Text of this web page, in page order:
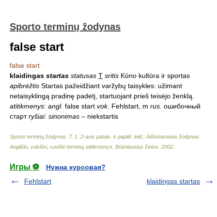
Sporto terminų žodynas
false start
false start
klaidingas startas statusas T sritis Kūno kultūra ir sportas
apibrėžtis Startas pažeidžiant varžybų taisykles: užimant
netaisyklingą pradinę padėtį, startuojant prieš teisėjo ženklą.
atitikmenys: angl. false start vok. Fehlstart, m rus. ошибочный
стартryšiai: sinonimas – niekstartis
Sporto terminų žodynas. T. 1. 2-asis patais. ir papild. leid.: Aiškinamasis žodynas.
Angliški, vokiški, rusiški terminų atitikmenys. Būtiniausios žinios 2002
Игры ⚽
Нужна курсовая?
Fehlstart
klaidingas startas